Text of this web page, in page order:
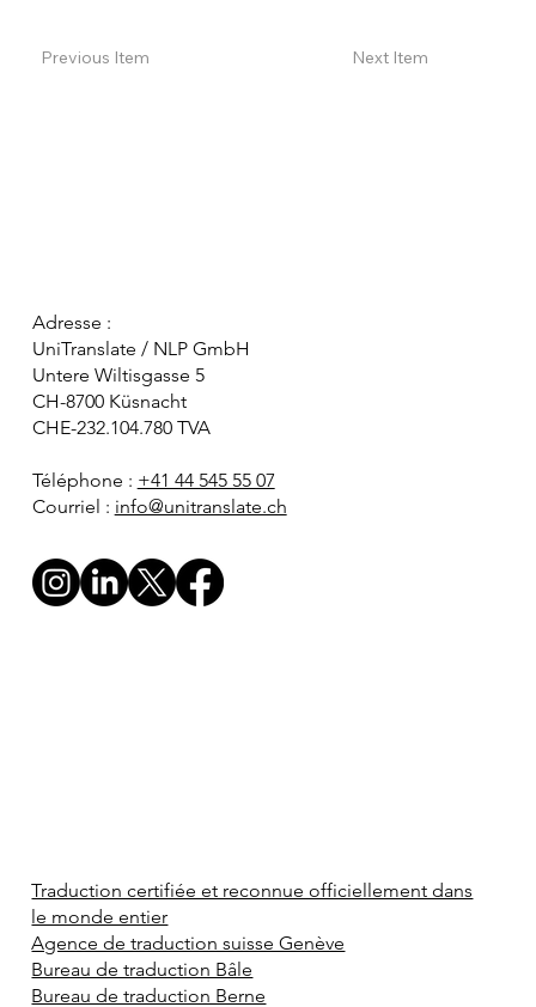
Previous Item Next Item
Adresse :
UniTranslate / NLP GmbH
Untere Wiltisgasse 5
CH-8700 Küsnacht
CHE-232.104.780 TVA
Téléphone : +41 44 545 55 07
Courriel : info@unitranslate.ch
Traduction certifiée et reconnue officiellement dans
le monde entier
Agence de traduction suisse Genève
Bureau de traduction Bâle
Bureau de traduction Berne